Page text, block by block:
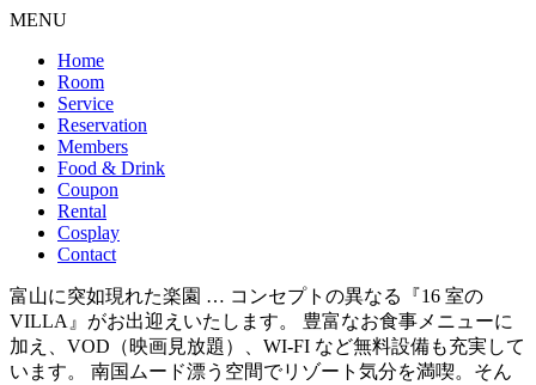
MENU
Home
Room
Service
Reservation
Members
Food & Drink
Coupon
Rental
Cosplay
Contact
富山に突如現れた楽園 … コンセプトの異なる『16 室の
VILLA』がお出迎えいたします。 豊富なお食事メニューに
加え、VOD（映画見放題）、WI-FI など無料設備も充実して
います。 南国ムード漂う空間でリゾート気分を満喫。そん